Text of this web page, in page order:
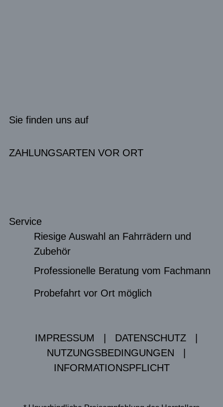
Sie finden uns auf
ZAHLUNGSARTEN VOR ORT
Service
Riesige Auswahl an Fahrrädern und
Zubehör
Professionelle Beratung vom Fachmann
Probefahrt vor Ort möglich
IMPRESSUM DATENSCHUTZ
NUTZUNGSBEDINGUNGEN
INFORMATIONSPFLICHT